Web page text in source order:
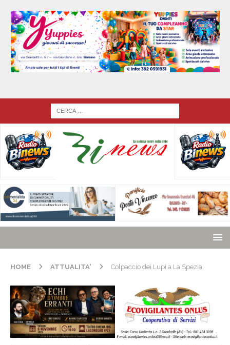
HOME ATTUALITA' Colpaccio dei Lupi a La Spezia.